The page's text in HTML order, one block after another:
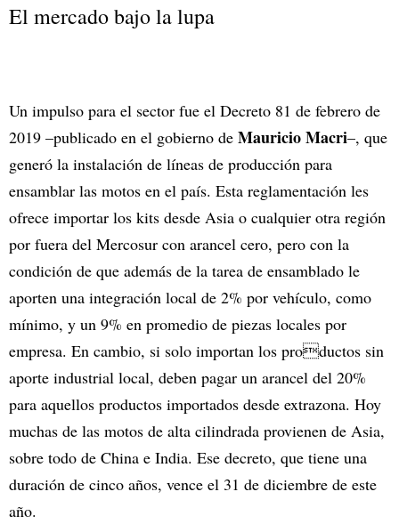
El mercado bajo la lupa
Un impulso para el sector fue el Decreto 81 de febrero de
2019 –publicado en el gobierno de Mauricio Macri–, que
generó la instalación de líneas de producción para
ensamblar las motos en el país. Esta reglamentación les
ofrece importar los kits desde Asia o cualquier otra región
por fuera del Mercosur con arancel cero, pero con la
condición de que además de la tarea de ensamblado le
aporten una integración local de 2% por vehículo, como
mínimo, y un 9% en promedio de piezas locales por
empresa. En cambio, si solo importan los productos sin
aporte industrial local, deben pagar un arancel del 20%
para aquellos productos importados desde extrazona. Hoy
muchas de las motos de alta cilindrada provienen de Asia,
sobre todo de China e India. Ese decreto, que tiene una
duración de cinco años, vence el 31 de diciembre de este
año.